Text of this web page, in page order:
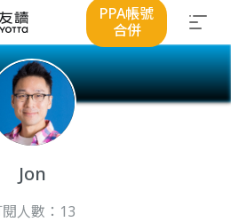
PPA帳號
合併
Jon
人數： 13